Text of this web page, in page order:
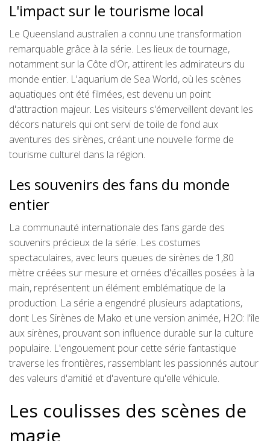
L'impact sur le tourisme local
Le Queensland australien a connu une transformation
remarquable grâce à la série. Les lieux de tournage,
notamment sur la Côte d'Or, attirent les admirateurs du
monde entier. L'aquarium de Sea World, où les scènes
aquatiques ont été filmées, est devenu un point
d'attraction majeur. Les visiteurs s'émerveillent devant les
décors naturels qui ont servi de toile de fond aux
aventures des sirènes, créant une nouvelle forme de
tourisme culturel dans la région.
Les souvenirs des fans du monde
entier
La communauté internationale des fans garde des
souvenirs précieux de la série. Les costumes
spectaculaires, avec leurs queues de sirènes de 1,80
mètre créées sur mesure et ornées d'écailles posées à la
main, représentent un élément emblématique de la
production. La série a engendré plusieurs adaptations,
dont Les Sirènes de Mako et une version animée, H2O: l'île
aux sirènes, prouvant son influence durable sur la culture
populaire. L'engouement pour cette série fantastique
traverse les frontières, rassemblant les passionnés autour
des valeurs d'amitié et d'aventure qu'elle véhicule.
Les coulisses des scènes de
magie